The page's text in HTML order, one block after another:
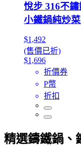
悅步 316不
小鐵鍋純炒
$1,492
(售價已折)
$1,696
折價券
P幣
折扣
精選鑄鐵鍋、